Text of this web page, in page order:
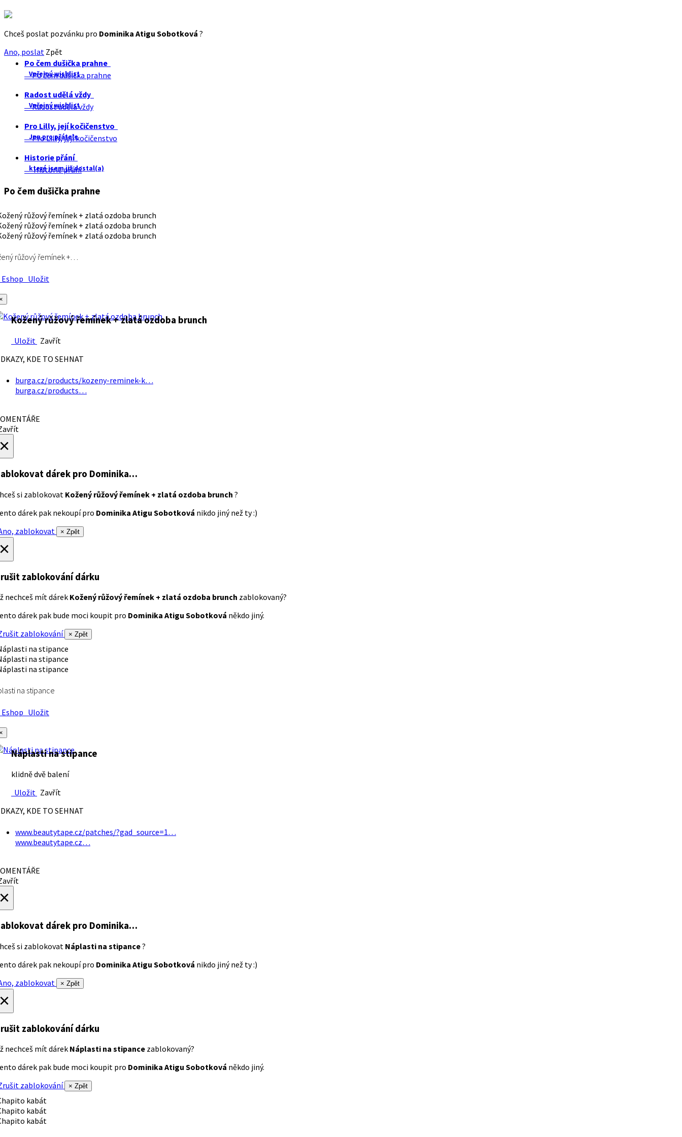
Chceš poslat pozvánku pro Dominika Atigu Sobotková ?
Ano, poslat Zpět
Po čem dušička prahne
Veřejný wishlist
Po čem dušička prahne
Radost udělá vždy
Veřejný wishlist
Radost udělá vždy
Pro Lilly, její kočičenstvo
Jen pro přátele
Pro Lilly, její kočičenstvo
Historie přání
které jsem již dostal(a)
Historie přání
Po čem dušička prahne
růžový řemínek +…
Uložit
Kožený růžový řemínek + zlatá ozdoba brunch
Uložit Zavřít
KDE TO SEHNAT
burga.cz/products/kozeny-reminek-k…
burga.cz/products…
dárek pro Dominika…
si zablokovat Kožený růžový řemínek + zlatá ozdoba brunch ?
dárek pak nekoupí pro Dominika Atigu Sobotková nikdo jiný než ty :)
zablokovat
× Zpět
zablokování dárku
nechceš mít dárek Kožený růžový řemínek + zlatá ozdoba brunch zablokovaný?
dárek pak bude moci koupit pro Dominika Atigu Sobotková někdo jiný.
zablokování
× Zpět
na stipance
Uložit
Náplasti na stipance
klidně dvě balení
Uložit Zavřít
KDE TO SEHNAT
www.beautytape.cz/patches/?gad_source=1…
www.beautytape.cz…
dárek pro Dominika…
si zablokovat Náplasti na stipance?
dárek pak nekoupí pro Dominika Atigu Sobotková nikdo jiný než ty :)
zablokovat
× Zpět
zablokování dárku
nechceš mít dárek Náplasti na stipance zablokovaný?
dárek pak bude moci koupit pro Dominika Atigu Sobotková někdo jiný.
zablokování
× Zpět